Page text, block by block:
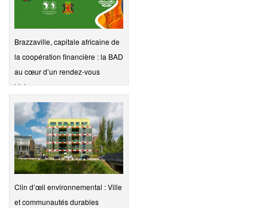
Brazzaville, capitale africaine de
la coopération financière : la BAD
au cœur d’un rendez-vous
histo…
Clin d’œil environnemental : Ville
et communautés durables